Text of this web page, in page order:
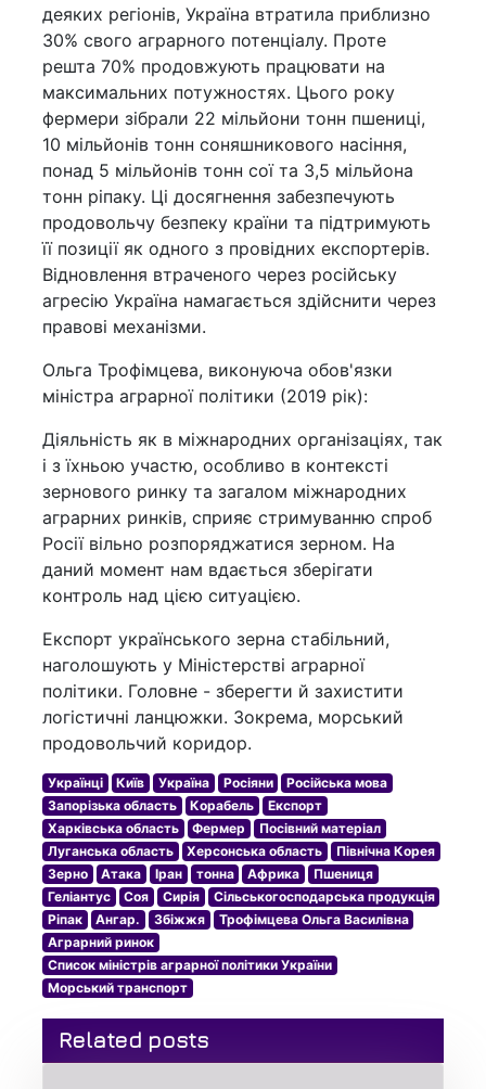
деяких регіонів, Україна втратила приблизно
30% свого аграрного потенціалу. Проте
решта 70% продовжують працювати на
максимальних потужностях. Цього року
фермери зібрали 22 мільйони тонн пшениці,
10 мільйонів тонн соняшникового насіння,
понад 5 мільйонів тонн сої та 3,5 мільйона
тонн ріпаку. Ці досягнення забезпечують
продовольчу безпеку країни та підтримують
її позиції як одного з провідних експортерів.
Відновлення втраченого через російську
агресію Україна намагається здійснити через
правові механізми.
Ольга Трофімцева, виконуюча обов'язки
міністра аграрної політики (2019 рік):
Діяльність як в міжнародних організаціях, так
і з їхньою участю, особливо в контексті
зернового ринку та загалом міжнародних
аграрних ринків, сприяє стримуванню спроб
Росії вільно розпоряджатися зерном. На
даний момент нам вдається зберігати
контроль над цією ситуацією.
Експорт українського зерна стабільний,
наголошують у Міністерстві аграрної
політики. Головне - зберегти й захистити
логістичні ланцюжки. Зокрема, морський
продовольчий коридор.
Українці Київ Україна Росіяни
Російська мова
Запорізька область
Корабель
Експорт
Харківська область
Фермер
Посівний матеріал
Луганська область
Херсонська область
Північна Корея
Зерно
Атака Іран тонна Африка
Пшениця
Геліантус
Соя Сирія
Сільськогосподарська продукція
Ріпак
Ангар. Збіжжя
Трофімцева Ольга Василівна
Аграрний ринок
Список міністрів аграрної політики України
Морський транспорт
Related posts